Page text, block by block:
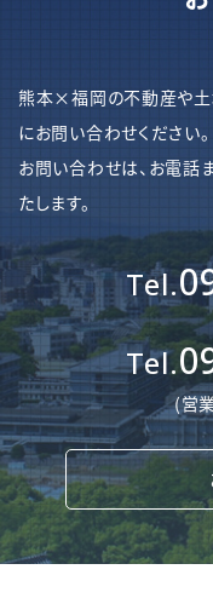
熊本×福岡の不動産や土
にお問い合わせください。
お問い合わせは、お電話
たします。
Tel.
Tel.
(営